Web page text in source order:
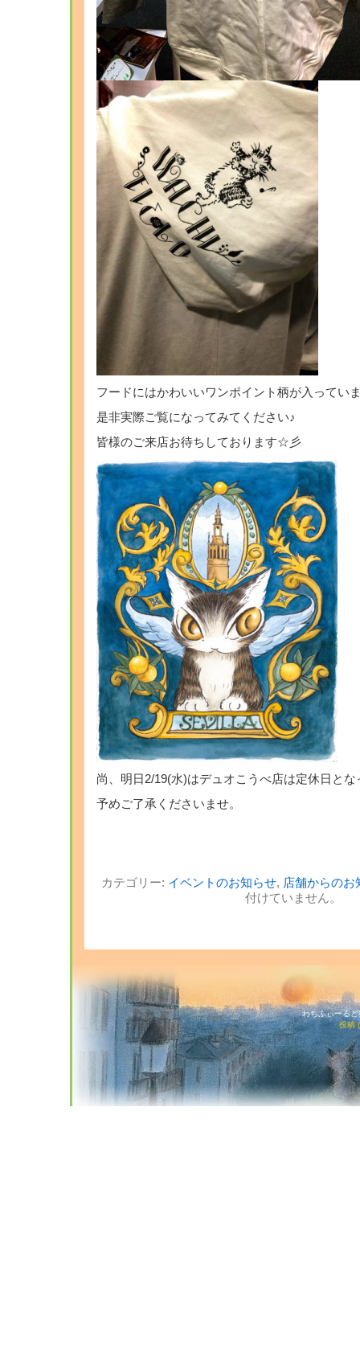
フードにはかわいいワンポイント柄が入ってい
是非実際ご覧になってみてください♪
皆様のご来店お待ちしております☆彡
尚、明日2/19(水)はデュオこうべ店は定休日と
予めご了承くださいませ。
カテゴリー: イベントのお知らせ, 店舗からのお
付けていません。
わちふぃーる
投稿